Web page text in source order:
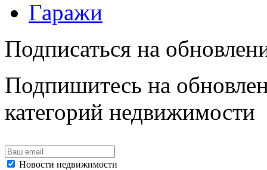
Гаражи
Подписаться на
Подпишитесь на
категорий недвижимости
Новости недвижимости